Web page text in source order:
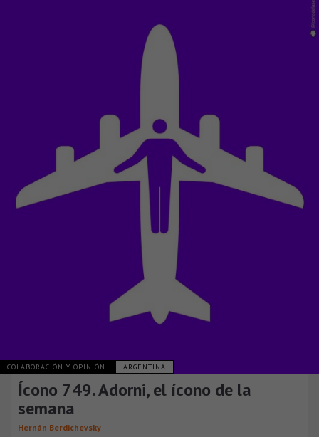
COLABORACIÓN Y OPINIÓN ARGENTINA
Ícono 749. Adorni, el ícono de la
semana
Hernán Berdichevsky